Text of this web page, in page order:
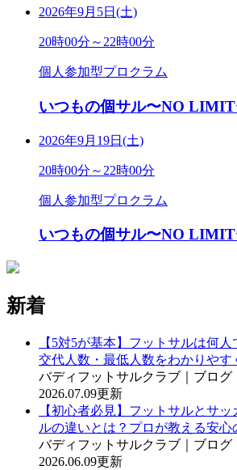
2026年9月5日(土)
20時00分～22時00分
個人参加型プロクラム
いつもの個サル〜NO
2026年9月19日(土)
20時00分～22時00分
個人参加型プロクラム
いつもの個サル〜NO
新着
【5対5が基本】フットサルは何人
交代人数・最低人数をわかりやす
バディフットサルクラブ｜ブログ
2026.07.09更新
【初心者必見】フットサルとサ
ルの違いとは？プロが教える安心
バディフットサルクラブ｜ブログ
2026.06.09更新